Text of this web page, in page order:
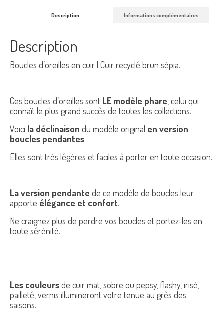
Description Informations complémentaires
Description
Boucles d’oreilles en cuir | Cuir recyclé brun sépia.
Ces boucles d’oreilles sont LE modèle phare , celui qui
connaît le plus grand succès de toutes les collections.
Voici la déclinaison du modèle original en version
boucles pendantes.
Elles sont très légères et faciles à porter en toute occasion.
La version pendante de ce modèle de boucles leur
apporte élégance et confort.
Ne craignez plus de perdre vos boucles et portez-les en
toute sérénité.
Les couleursde cuir mat, sobre ou pepsy, flashy, irisé,
pailleté, vernis illumineront votre tenue au grès des
saisons.